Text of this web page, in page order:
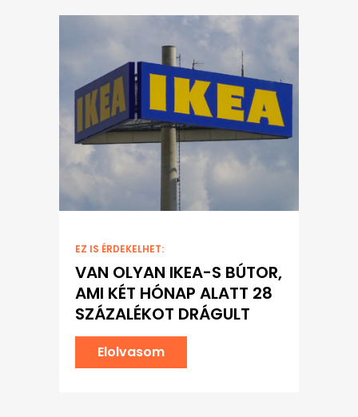
EZ IS ÉRDEKELHET:
VAN OLYAN IKEA-S BÚTOR,
AMI KÉT HÓNAP ALATT 28
SZÁZALÉKOT DRÁGULT
Elolvasom